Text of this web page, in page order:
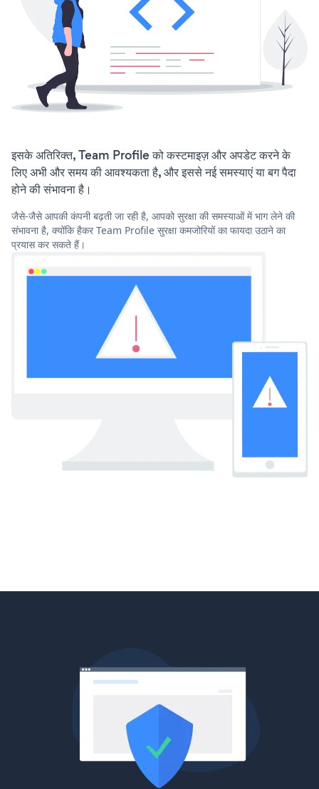
इसके अतिरिक्त, Team Profile को कस्टमाइज़ और अपडेट करने के
लिए अभी और समय की आवश्यकता है, और इससे नई समस्याएं या बग पैदा
होने की संभावना है।
जैसे-जैसे आपकी कंपनी बढ़ती जा रही है, आपको सुरक्षा की समस्याओं में भाग लेने की
संभावना है, क्योंकि हैकर Team Profile सुरक्षा कमजोरियों का फायदा उठाने का
प्रयास कर सकते हैं।